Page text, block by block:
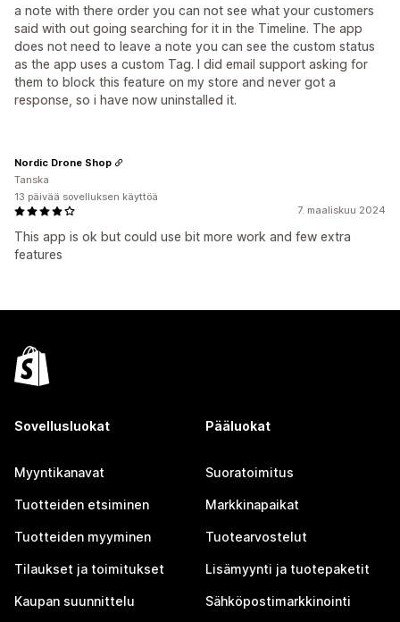
a note with there order you can not see what your customers
said with out going searching for it in the Timeline. The app
does not need to leave a note you can see the custom status
as the app uses a custom Tag. I did email support asking for
them to block this feature on my store and never got a
response, so i have now uninstalled it.
7. maaliskuu 2024
This app is ok but could use bit more work and few extra
features
Nordic Drone Shop
Tanska
13 päivää sovelluksen käyttöä
Sovellusluokat
Myyntikanavat
Tuotteiden etsiminen
Tuotteiden myyminen
Tilaukset ja toimitukset
Kaupan suunnittelu
Pääluokat
Suoratoimitus
Markkinapaikat
Tuotearvostelut
Lisämyynti ja tuotepaketit
Sähköpostimarkkinointi